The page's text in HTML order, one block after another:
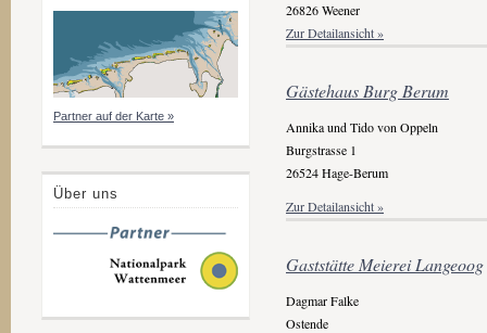
26826 Weener
Zur Detailansicht »
Gästehaus Burg Berum
Annika und Tido von Oppeln
Burgstrasse 1
26524 Hage-Berum
Zur Detailansicht »
Gaststätte Meierei Langeoog
Dagmar Falke
Ostende
Partner auf der Karte »
Über uns